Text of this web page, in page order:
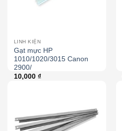
LINH KIỆN
Gạt mực HP
1010/1020/3015 Canon
2900/
10,000 ₫